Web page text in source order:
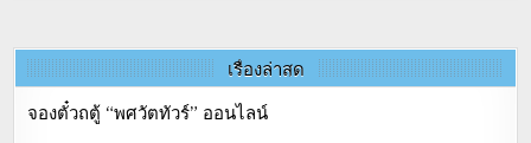
เรื่องล่าสุด
จองตั๋วถตู้ “พศวัตทัวร์” ออนไลน์